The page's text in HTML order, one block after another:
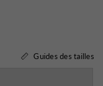
Guides des tailles